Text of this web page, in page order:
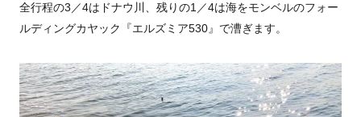
全行程の3／4はドナウ川、残りの1／4は海をモンベルのフォー
ルディングカヤック『エルズミア530』で漕ぎます。